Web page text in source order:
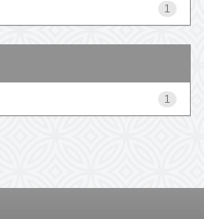
1
1